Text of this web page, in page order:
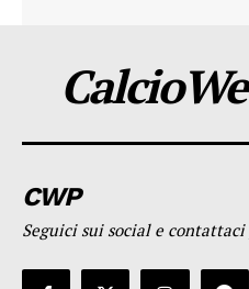
CWP
Seguici sui social e